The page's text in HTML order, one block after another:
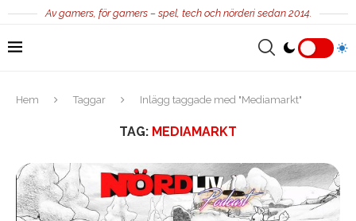
Av gamers, för gamers – spel, tech och nörderi sedan 2014.
Hem Taggar Inlägg taggade med "Mediamarkt"
TAG: MEDIAMARKT